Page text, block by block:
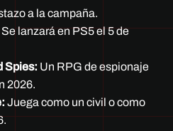
a la campaña.
Se lanzará en PS5 el 5 de
Spies: Un RPG de espionaje
2026.
Juega como un civil o como